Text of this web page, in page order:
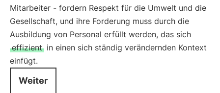
Mitarbeiter - fordern Respekt für die Umwelt und die
Gesellschaft, und ihre Forderung muss durch die
Ausbildung von Personal erfüllt werden, das sich
effizient in einen sich ständig verändernden Kontext
einfügt.
Weiter